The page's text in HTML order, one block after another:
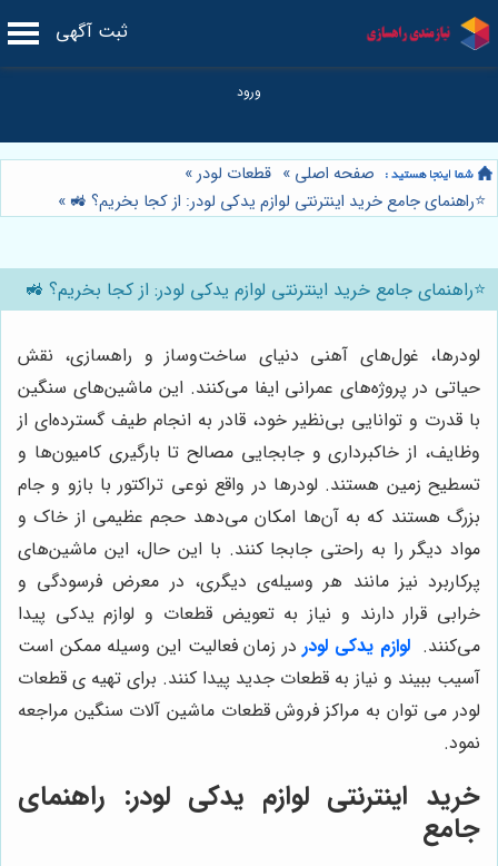
ثبت آگهی
صفحه اصلی » قطعات لودر»
⭐️راهنمای جامع خرید اینترنتی لوازم یدکی لودر: از کجا بخریم؟ 🚜 »
⭐️راهنمای جامع خرید اینترنتی لوازم یدکی لودر: از کجا بخریم؟ 🚜
لودرها، غول‌های آهنی دنیای ساخت‌وساز و راهسازی، نقش
حیاتی در پروژه‌های عمرانی ایفا می‌کنند. این ماشین‌های سنگین
با قدرت و توانایی بی‌نظیر خود، قادر به انجام طیف گسترده‌ای از
وظایف، از خاکبرداری و جابجایی مصالح تا بارگیری کامیون‌ها و
تسطیح زمین هستند. لودرها در واقع نوعی تراکتور با بازو و جام
بزرگ هستند که به آن‌ها امکان می‌دهد حجم عظیمی از خاک و
مواد دیگر را به راحتی جابجا کنند. با این حال، این ماشین‌های
پرکاربرد نیز مانند هر وسیله‌ی دیگری، در معرض فرسودگی و
خرابی قرار دارند و نیاز به تعویض قطعات و لوازم یدکی پیدا
می‌کنند. لوازم یدکی لودردر زمان فعالیت این وسیله ممکن است
آسیب ببیند و نیاز به قطعات جدید پیدا کنند. برای تهیه ی قطعات
لودر می توان به مراکز فروش قطعات ماشین آلات سنگین مراجعه
نمود.
خرید اینترنتی لوازم یدکی لودر: راهنمای
جامع